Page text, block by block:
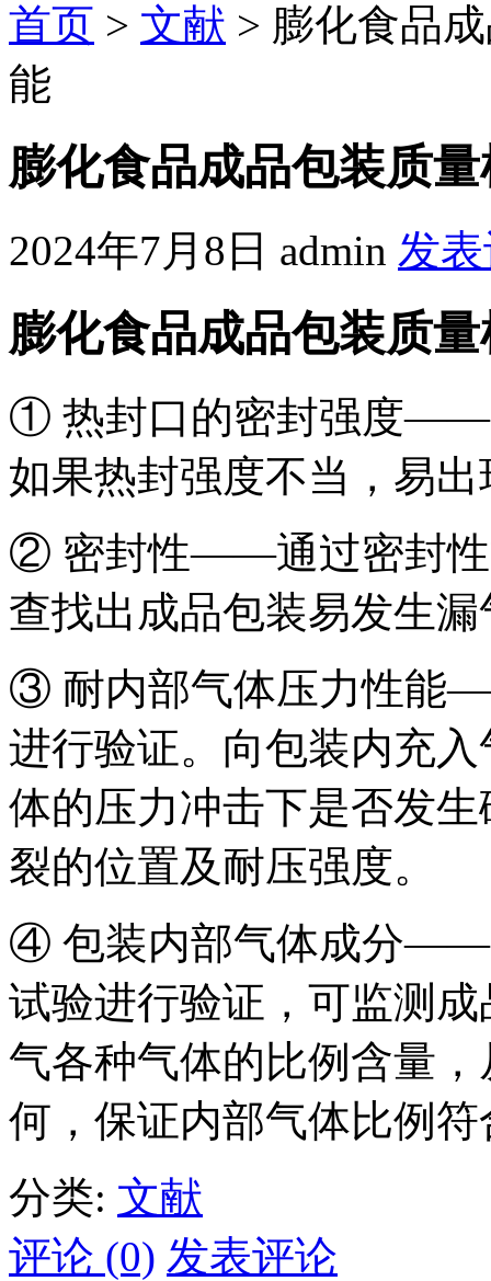
首页 > 文献 > 膨化食品
能
膨化食品成品包装质
2024年7月8日 admin 发
膨化食品成品包装质
① 热封口的密封强度——
如果热封强度不当，易
② 密封性——通过密封性
查找出成品包装易发生
③ 耐内部气体压力性能
进行验证。向包装内充
体的压力冲击下是否发
裂的位置及耐压强度。
④ 包装内部气体成分——
试验进行验证，可监测
气各种气体的比例含量
何，保证内部气体比例
分类: 文献
评论 (0) 发表评论